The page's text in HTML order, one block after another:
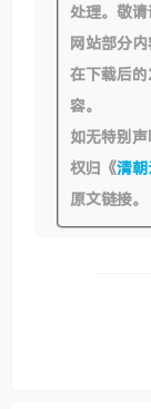
处理。敬请
网站部分
在下载后
容。
如无特别
权归《清
原文链接。